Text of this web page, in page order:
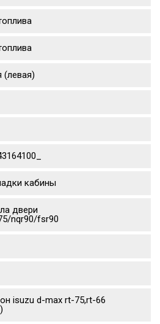
(левая)
кабины
двери
nqr90/fsr90
isuzu d-max rt-75,rt-66